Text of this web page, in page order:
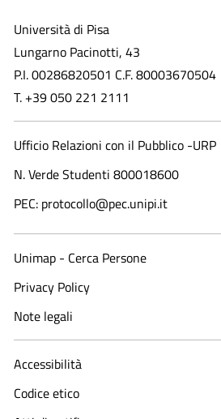
Università di Pisa
Lungarno Pacinotti, 43
P.I. 00286820501 C.F. 80003670504
T. +39 050 221 2111
Ufficio Relazioni con il Pubblico -URP
N. Verde Studenti 800018600​
PEC: protocollo@pec.unipi.it
Unimap - Cerca Persone
Privacy Policy
Note legali
Accessibilità
Codice etico